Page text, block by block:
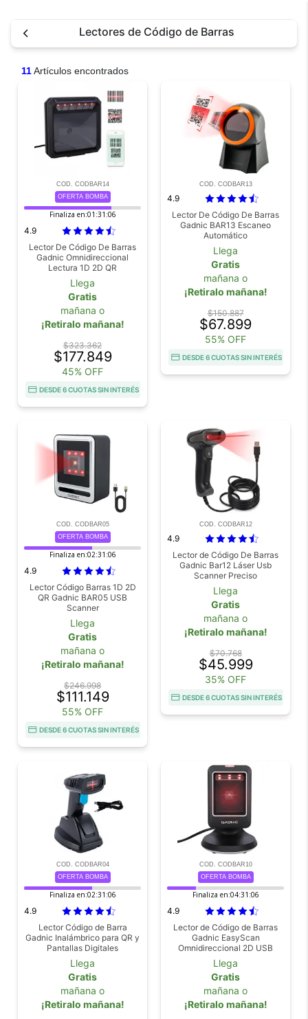
Lectores de Código de Barras
11Artículos encontrados
COD. CODBAR14
OFERTA BOMBA
Finaliza en:01:31:06
4.9
Lector De Código De Barras
Gadnic Omnidireccional
Lectura 1D 2D QR
Llega
Gratis
mañana o
¡Retiralo mañana!
$323.362
$177.849
45% OFF
DESDE 6 CUOTAS SIN INTERÉS
COD. CODBAR13
4.9
Lector De Código De Barras
Gadnic BAR13 Escaneo
Automático
Llega
Gratis
mañana o
¡Retiralo mañana!
$150.887
$67.899
55% OFF
DESDE 6 CUOTAS SIN INTERÉS
COD. CODBAR05
OFERTA BOMBA
Finaliza en:02:31:06
4.9
Lector Código Barras 1D 2D
QR Gadnic BAR05 USB
Scanner
Llega
Gratis
mañana o
¡Retiralo mañana!
$246.998
$111.149
55% OFF
DESDE 6 CUOTAS SIN INTERÉS
COD. CODBAR12
4.9
Lector de Código De Barras
Gadnic Bar12 Láser Usb
Scanner Preciso
Llega
Gratis
mañana o
¡Retiralo mañana!
$70.768
$45.999
35% OFF
DESDE 6 CUOTAS SIN INTERÉS
COD. CODBAR04
OFERTA BOMBA
Finaliza en:02:31:06
4.9
Lector Código de Barra
Gadnic Inalámbrico para QR y
Pantallas Digitales
Llega
Gratis
mañana o
¡Retiralo mañana!
COD. CODBAR10
OFERTA BOMBA
Finaliza en:04:31:06
4.9
Lector de Código de Barras
Gadnic EasyScan
Omnidireccional 2D USB
Scanner
Llega
Gratis
mañana o
¡Retiralo mañana!